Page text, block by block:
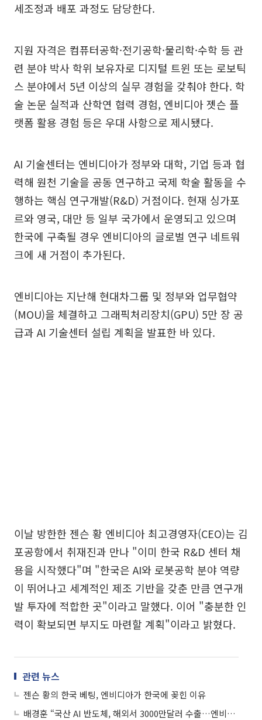
세조정과 배포 과정도 담당한다.
지원 자격은 컴퓨터공학·전기공학·물리학·수학 등 관
련 분야 박사 학위 보유자로 디지털 트윈 또는 로보틱
스 분야에서 5년 이상의 실무 경험을 갖춰야 한다. 학
술 논문 실적과 산학연 협력 경험, 엔비디아 젯슨 플
랫폼 활용 경험 등은 우대 사항으로 제시됐다.
AI 기술센터는 엔비디아가 정부와 대학, 기업 등과 협
력해 원천 기술을 공동 연구하고 국제 학술 활동을 수
행하는 핵심 연구개발(R&D) 거점이다. 현재 싱가포
르와 영국, 대만 등 일부 국가에서 운영되고 있으며
한국에 구축될 경우 엔비디아의 글로벌 연구 네트워
크에 새 거점이 추가된다.
엔비디아는 지난해 현대차그룹 및 정부와 업무협약
(MOU)을 체결하고 그래픽처리장치(GPU) 5만 장 공
급과 AI 기술센터 설립 계획을 발표한 바 있다.
이날 방한한 젠슨 황 엔비디아 최고경영자(CEO)는 김
포공항에서 취재진과 만나 "이미 한국 R&D 센터 채
용을 시작했다"며 "한국은 AI와 로봇공학 분야 역량
이 뛰어나고 세계적인 제조 기반을 갖춘 만큼 연구개
발 투자에 적합한 곳"이라고 말했다. 이어 "충분한 인
력이 확보되면 부지도 마련할 계획"이라고 밝혔다.
관련 뉴스
젠슨 황의 한국 베팅, 엔비디아가 한국에 꽂힌 이유
배경훈 “국산 AI 반도체, 해외서 3000만달러 수출…엔비디아급 기술력”